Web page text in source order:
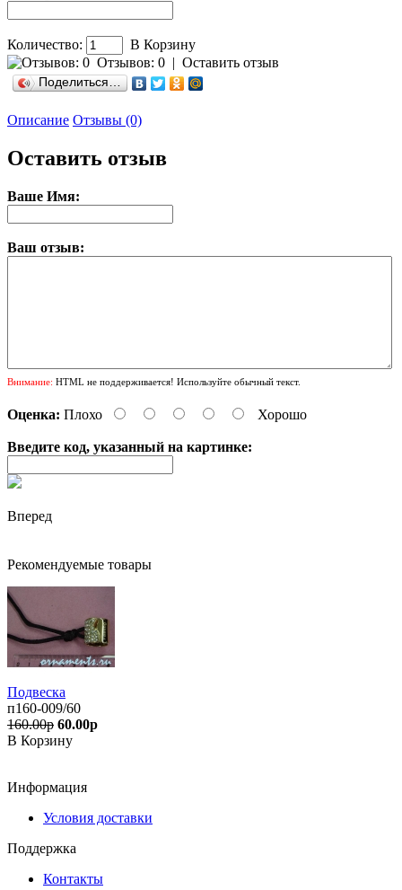
Количество:
В Корзину
Отзывов: 0 | Оставить отзыв
Поделиться…
Описание Отзывы (0)
Оставить отзыв
Ваше Имя:
Ваш отзыв:
Внимание: HTML не поддерживается! Используйте обычный текст.
Оценка: Плохо Хорошо
Введите код, указанный на картинке:
Вперед
Рекомендуемые товары
Подвеска
п160-009/60
160.00р 60.00р
В Корзину
Информация
Условия доставки
Поддержка
Контакты